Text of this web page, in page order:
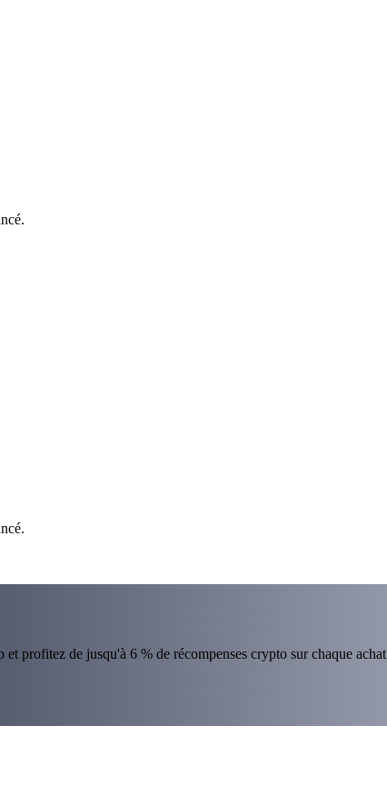
profitez de jusqu'à 6 % de récompenses crypto sur chaque achat